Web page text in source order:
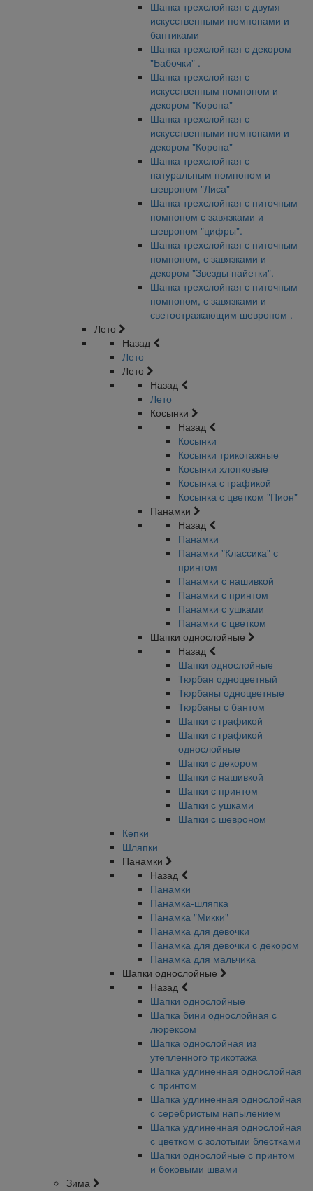
Шапка трехслойная с двумя
искусственными помпонами и
бантиками
Шапка трехслойная с декором
"Бабочки" .
Шапка трехслойная с
искусственным помпоном и
декором "Корона"
Шапка трехслойная с
искусственными помпонами и
декором "Корона"
Шапка трехслойная с
натуральным помпоном и
шевроном "Лиса"
Шапка трехслойная с ниточным
помпоном с завязками и
шевроном "цифры".
Шапка трехслойная с ниточным
помпоном, с завязками и
декором "Звезды пайетки".
Шапка трехслойная с ниточным
помпоном, с завязками и
светоотражающим шевроном .
Лето
Назад
Лето
Лето
Назад
Лето
Косынки
Назад
Косынки
Косынки трикотажные
Косынки хлопковые
Косынка с графикой
Косынка с цветком "Пион"
Панамки
Назад
Панамки
Панамки "Классика" с
принтом
Панамки с нашивкой
Панамки с принтом
Панамки с ушками
Панамки с цветком
Шапки однослойные
Назад
Шапки однослойные
Тюрбан одноцветный
Тюрбаны одноцветные
Тюрбаны с бантом
Шапки с графикой
Шапки с графикой
однослойные
Шапки с декором
Шапки с нашивкой
Шапки с принтом
Шапки с ушками
Шапки с шевроном
Кепки
Шляпки
Панамки
Назад
Панамки
Панамка-шляпка
Панамка "Микки"
Панамка для девочки
Панамка для девочки с декором
Панамка для мальчика
Шапки однослойные
Назад
Шапки однослойные
Шапка бини однослойная с
люрексом
Шапка однослойная из
утепленного трикотажа
Шапка удлиненная однослойная
с принтом
Шапка удлиненная однослойная
с серебристым напылением
Шапка удлиненная однослойная
с цветком с золотыми блестками
Шапки однослойные с принтом
и боковыми швами
Зима